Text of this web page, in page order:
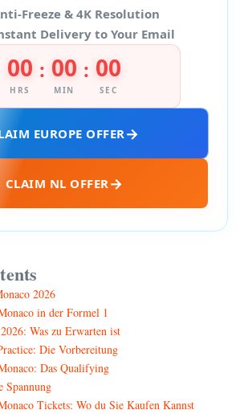
Freeze & 4K Resolution
Delivery to Your Email
00
HRS
: 00
MIN
: 00
SEC
EUROPE OFFER
CLAIM NL OFFER
2026
in der Formel 1
Was zu Erwarten ist
Die Vorbereitung
Das Qualifying
Tickets: Wo du Sie Kaufen Kannst